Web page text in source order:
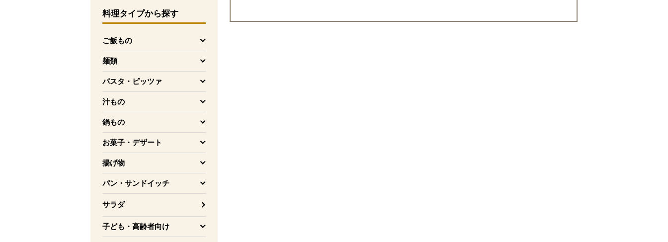
料理タイプから探す
ご飯もの
を開く
麺類
を開く
パスタ・ピッツァ
を開く
汁もの
を開く
鍋もの
を開く
お菓子・デザート
を開く
揚げ物
を開く
パン・サンドイッチ
を開く
サラダ
子ども・高齢者向け
を開く